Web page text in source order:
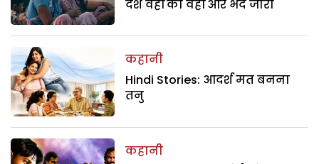
देश वहीं का वहीं और भेद जारी
कहानी
Hindi Stories: आदर्श मत बनना
तनु
कहानी